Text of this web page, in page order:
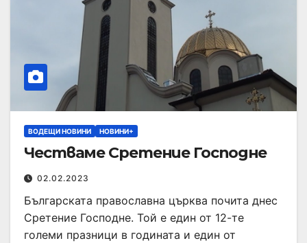
ВОДЕЩИ НОВИНИ НОВИНИ+
Честваме Сретение Господне
02.02.2023
Българската православна църква почита днес
Сретение Господне. Той е един от 12-те
големи празници в годината и един от